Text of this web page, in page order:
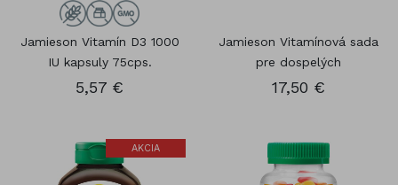
Jamieson Vitamín D3 1000
IU kapsuly 75cps.
5,57 €
Jamieson Vitamínová sada
pre dospelých
17,50 €
AKCIA